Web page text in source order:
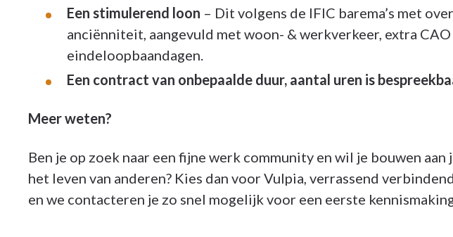
Een stimulerend loon – Dit volgens de IFIC barema’s met
anciënniteit, aangevuld met woon- & werkverkeer, extra CAO
eindeloopbaandagen.
Een contract van onbepaalde duur, aantal uren is
Meer weten?
Ben je op zoek naar een fijne werk community en wil je bouwen aan
het leven van anderen? Kies dan voor Vulpia, verrassend
en we contacteren je zo snel mogelijk voor een eerste